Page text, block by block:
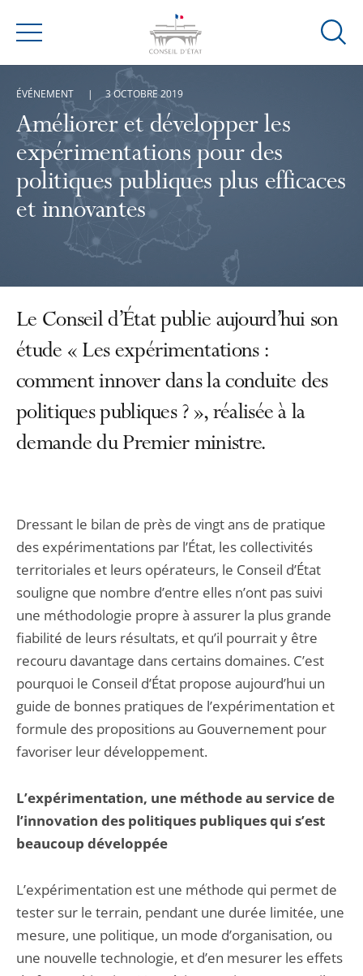
Menu
Ouvrir
Améliorer et développer les
expérimentations pour des
politiques publiques plus efficaces
et innovantes
ÉVÉNEMENT 3 OCTOBRE 2019
Le Conseil d’État publie aujourd’hui son
étude « Les expérimentations :
comment innover dans la conduite des
politiques publiques ? », réalisée à la
demande du Premier ministre.
Dressant le bilan de près de vingt ans de pratique
des expérimentations par l’État, les collectivités
territoriales et leurs opérateurs, le Conseil d’État
souligne que nombre d’entre elles n’ont pas suivi
une méthodologie propre à assurer la plus grande
fiabilité de leurs résultats, et qu’il pourrait y être
recouru davantage dans certains domaines. C’est
pourquoi le Conseil d’État propose aujourd’hui un
guide de bonnes pratiques de l’expérimentation et
formule des propositions au Gouvernement pour
favoriser leur développement.
L’expérimentation, une méthode au service de
l’innovation des politiques publiques qui s’est
beaucoup développée
L’expérimentation est une méthode qui permet de
tester sur le terrain, pendant une durée limitée, une
mesure, une politique, un mode d’organisation, ou
une nouvelle technologie, et d’en mesurer les effets